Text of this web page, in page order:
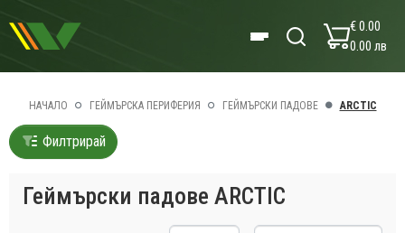
€ 0.00
0.00 лв
НАЧАЛО ГЕЙМЪРСКА ПЕРИФЕРИЯ ГЕЙМЪРСКИ ПАДОВЕ ARCTIC
Филтрирай
Геймърски падове ARCTIC